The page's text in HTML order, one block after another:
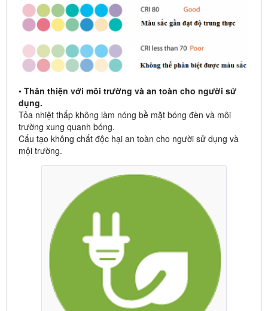
• Thân thiện với môi trường và an toàn cho người sử
dụng.
Tỏa nhiệt thấp không làm nóng bề mặt bóng đèn và môi
trường xung quanh bóng.
Cấu tạo không chất độc hại an toàn cho người sử dụng và
mội trường.